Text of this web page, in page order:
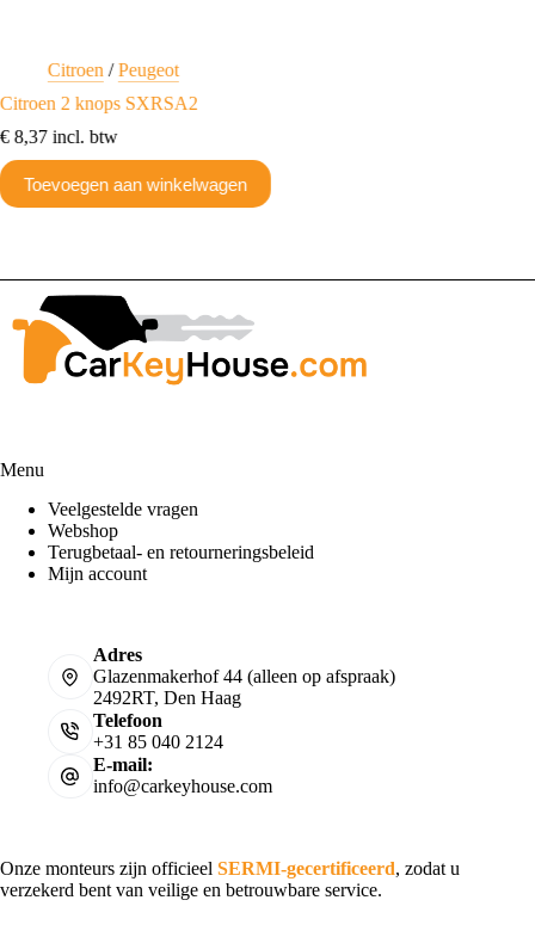
Citroen /Peugeot
Citroen 2 knops SXRSA2
€ 8,37 incl. btw
Toevoegen aan winkelwagen
Menu
Veelgestelde vragen
Webshop
Terugbetaal- en retourneringsbeleid
Mijn account
Adres
Glazenmakerhof 44 (alleen op afspraak)
2492RT, Den Haag
Telefoon
+31 85 040 2124
E-mail:
info@carkeyhouse.com
Onze monteurs zijn officieel SERMI-gecertificeerd, zodat u
verzekerd bent van veilige en betrouwbare service.